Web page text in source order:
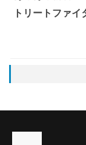
トリートファ